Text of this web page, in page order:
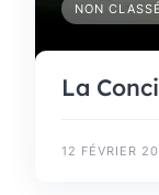
NON CLASSÉ
La
12 FÉVRIER